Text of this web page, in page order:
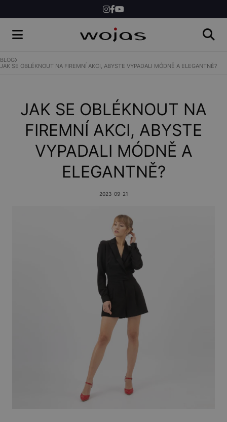
BLOG
JAK SE OBLÉKNOUT NA FIREMNÍ AKCI, ABYSTE VYPADALI MÓDNĚ A ELEGANTNĚ?
JAK SE OBLÉKNOUT NA
FIREMNÍ AKCI, ABYSTE
VYPADALI MÓDNĚ A
ELEGANTNĚ?
2023-09-21